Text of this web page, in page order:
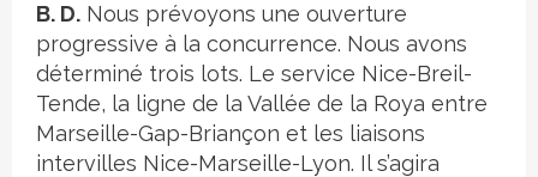
B. D. Nous prévoyons une ouverture
progressive à la concurrence. Nous avons
déterminé trois lots. Le service Nice-Breil-
Tende, la ligne de la Vallée de la Roya entre
Marseille-Gap-Briançon et les liaisons
intervilles Nice-Marseille-Lyon. Il s’agira